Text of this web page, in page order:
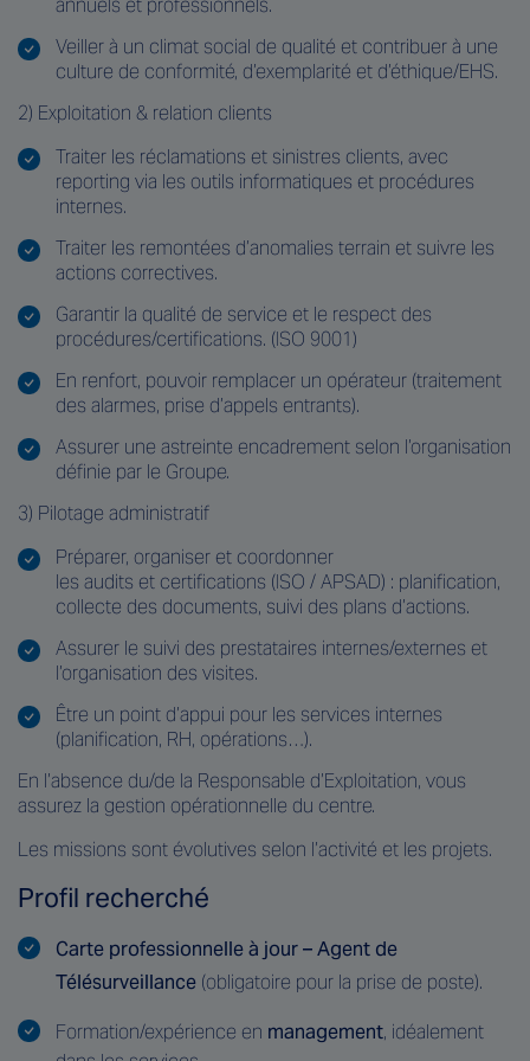
Veiller à un climat social de qualité et contribuer à une
culture de conformité, d’exemplarité et d’éthique/EHS.
2) Exploitation & relation clients
Traiter les réclamations et sinistres clients, avec
reporting via les outils informatiques et procédures
internes.
Traiter les remontées d’anomalies terrain et suivre les
actions correctives.
Garantir la qualité de service et le respect des
procédures/certifications. (ISO 9001)
En renfort, pouvoir remplacer un opérateur (traitement
des alarmes, prise d’appels entrants).
Assurer une astreinte encadrement selon l’organisation
définie par le Groupe.
3) Pilotage administratif
Préparer, organiser et coordonner
les audits et certifications (ISO / APSAD) : planification,
collecte des documents, suivi des plans d’actions.
Assurer le suivi des prestataires internes/externes et
l’organisation des visites.
Être un point d’appui pour les services internes
(planification, RH, opérations…).
En l’absence du/de la Responsable d’Exploitation, vous
assurez la gestion opérationnelle du centre.
Les missions sont évolutives selon l’activité et les projets.
Profil recherché
Carte professionnelle à jour – Agent de
Télésurveillance (obligatoire pour la prise de poste).
Formation/expérience en management, idéalement